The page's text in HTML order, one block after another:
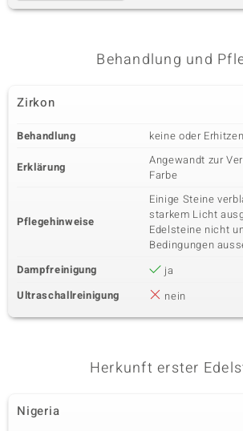
Behandlung und
Zirkon
Behandlung keine oder Erhitzen
Erklärung
Angewandt zur
Farbe
Pflegehinweise
Einige Steine
starkem Licht
Edelsteine nicht
Bedingungen
Dampfreinigung
ja
Ultraschallreinigung
nein
Herkunft erster
Nigeria